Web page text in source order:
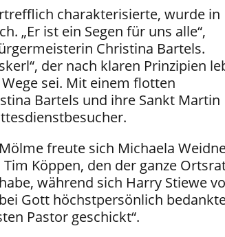
charakterisierte, wurde in
„Er ist ein Segen für uns alle“,
Christina Bartels.
der nach klaren Prinzipien
sei. Mit einem flotten
Bartels und ihre Sankt Martin
freute sich Michaela
Köppen, den der ganze
während sich Harry Stiewe
Gott höchstpersönlich
Pastor geschickt“.